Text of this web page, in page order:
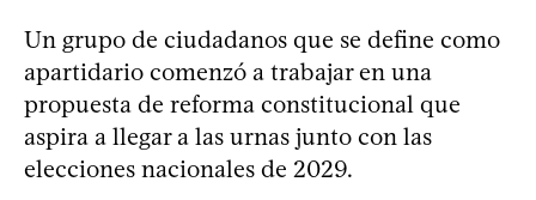
Un grupo de ciudadanos que se define como
apartidario comenzó a trabajar en una
propuesta de reforma constitucional que
aspira a llegar a las urnas junto con las
elecciones nacionales de 2029.